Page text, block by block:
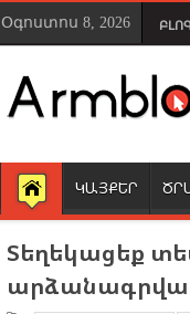
Օգոստոս 8, 2026
ԿԱՅՔԵՐ
Տեղեկացեք